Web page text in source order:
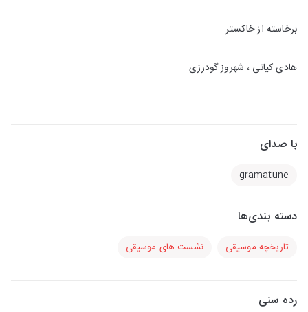
برخاسته از خاکستر
هادی کیانی ، شهروز گودرزی
با صدای
gramatune
دسته بندی‌ها
تاریخچه موسیقی نشست های موسیقی
رده سنی